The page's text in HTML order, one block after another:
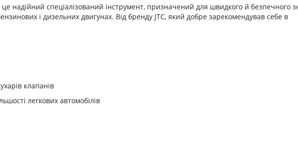
надійний спеціалізований інструмент, призначений для швидкого й безпечного
і дизельних двигунах. Від бренду JTC, який добре зарекомендував себе в
клапанів
легкових автомобілів